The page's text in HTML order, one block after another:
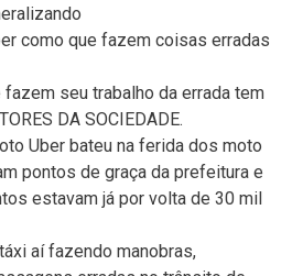
como que fazem coisas erradas
fazem seu trabalho da errada tem
DA SOCIEDADE.
Uber bateu na ferida dos moto
pontos de graça da prefeitura e
estavam já por volta de 30 mil
aí fazendo manobras,